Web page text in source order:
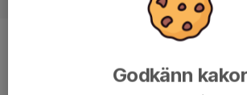
23 år
Godkänn kakor